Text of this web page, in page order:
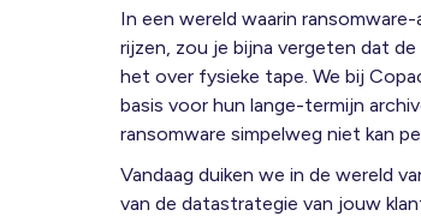
In een wereld waarin
rijzen, zou je bijna vergeten dat
het over fysieke tape. We bij
basis voor hun lange-termijn
ransomware simpelweg niet kan
Vandaag duiken we in de wereld
van de datastrategie van jouw